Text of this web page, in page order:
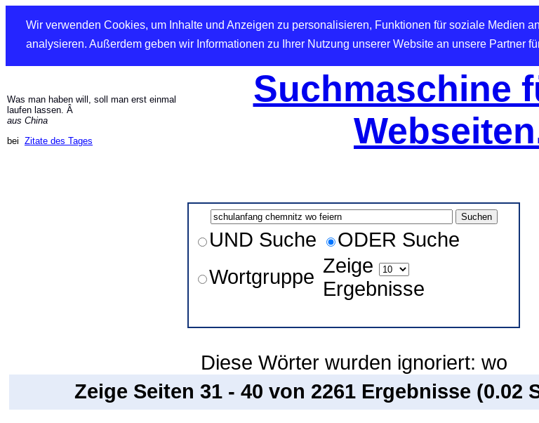
Wir verwenden Cookies, um Inhalte und Anzeigen zu personalisieren, Funktionen für soziale Medien
analysieren. Außerdem geben wir Informationen zu Ihrer Nutzung unserer Website an unsere Partner
Was man haben will, soll man erst einmal
laufen lassen. Â
aus China
bei Zitate des Tages
Suchmaschine
UND Suche
ODER Suche
Wortgruppe Zeige
Ergebnisse
Diese Wörter wurden ignoriert: wo
Zeige Seiten 31 - 40 von 2261 Ergebnisse (0.02